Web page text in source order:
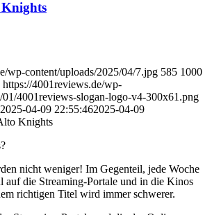
wp-content/uploads/2025/04/7.jpg 585 1000
https://4001reviews.de/wp-
01/4001reviews-slogan-logo-v4-300x61.png
2025-04-09 22:55:462025-04-09
Knights
nicht weniger! Im Gegenteil, jede Woche
auf die Streaming-Portale und in die Kinos
richtigen Titel wird immer schwerer.